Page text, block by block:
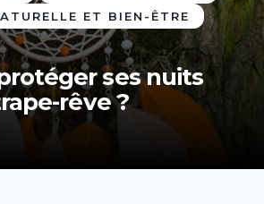
ET BIEN-ÊTRE
ses nuits
rêve ?